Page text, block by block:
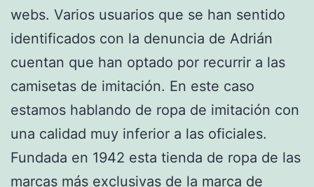
webs. Varios usuarios que se han sentido
identificados con la denuncia de Adrián
cuentan que han optado por recurrir a las
camisetas de imitación. En este caso
estamos hablando de ropa de imitación con
una calidad muy inferior a las oficiales.
Fundada en 1942 esta tienda de ropa de las
marcas más exclusivas de la marca de